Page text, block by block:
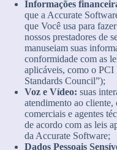
Informações
que a Accurate
que Você usa para
nossos prestadores de
manuseiam suas
conformidade com as
aplicáveis, como o
Standards Council”);
Voz e Vídeo: suas
atendimento ao cliente,
comerciais e agentes
de acordo com as leis
da Accurate Software;
Dados Pessoais